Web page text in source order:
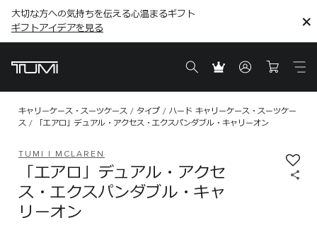
ギフトアイデアを見る こちら
大切な方への気持ちを伝える心温まるギフト
ギフトアイデアを見る
こちら
キャリーケース・スーツケース タイプ
ハード キャリーケース・スーツケー
ス
「エアロ」デュアル・アクセス・エクスパンダブル・キャリーオン
TUMI I MCLAREN
「エアロ」デュアル・アクセ
ス・エクスパンダブル・キャ
リーオン